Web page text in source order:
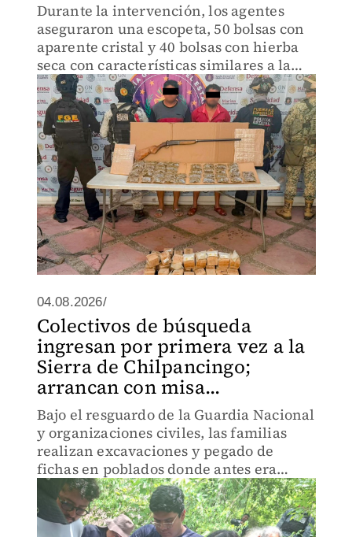
Durante la intervención, los agentes
aseguraron una escopeta, 50 bolsas con
aparente cristal y 40 bolsas con hierba
seca con características similares a la
mariguana.
04.08.2026/
Colectivos de búsqueda
ingresan por primera vez a la
Sierra de Chilpancingo;
arrancan con misa...
Bajo el resguardo de la Guardia Nacional
y organizaciones civiles, las familias
realizan excavaciones y pegado de
fichas en poblados donde antes era
imposible acceder por la violencia.